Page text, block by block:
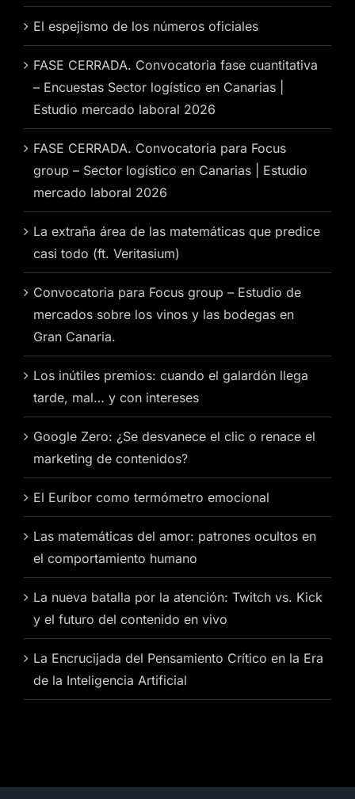
El espejismo de los números oficiales
FASE CERRADA. Convocatoria fase cuantitativa
– Encuestas Sector logístico en Canarias |
Estudio mercado laboral 2026
FASE CERRADA. Convocatoria para Focus
group – Sector logístico en Canarias | Estudio
mercado laboral 2026
La extraña área de las matemáticas que predice
casi todo (ft. Veritasium)
Convocatoria para Focus group – Estudio de
mercados sobre los vinos y las bodegas en
Gran Canaria.
Los inútiles premios: cuando el galardón llega
tarde, mal… y con intereses
Google Zero: ¿Se desvanece el clic o renace el
marketing de contenidos?
El Euríbor como termómetro emocional
Las matemáticas del amor: patrones ocultos en
el comportamiento humano
La nueva batalla por la atención: Twitch vs. Kick
y el futuro del contenido en vivo
La Encrucijada del Pensamiento Crítico en la Era
de la Inteligencia Artificial